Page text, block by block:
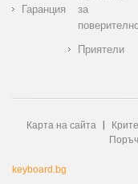
Гаранция
за
Приятели
Карта на сайта
keyboard.bg